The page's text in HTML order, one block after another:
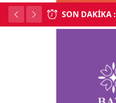
SON DAKIKA :